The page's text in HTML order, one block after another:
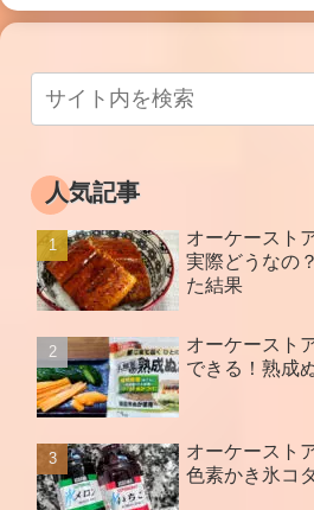
人気記事
オーケースト
実際どうなの
た結果
オーケースト
できる！熟成
オーケースト
色素かき氷コ